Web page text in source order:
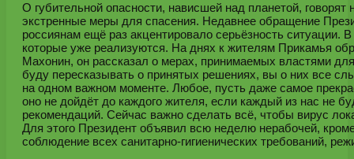
О губительной опасности, нависшей над планетой,
экстренные меры для спасения. Недавнее обращение
россиянам ещё раз акцентировало серьёзность
которые уже реализуются. На днях к жителям Прикамья
Махонин, он рассказал о мерах, принимаемых властями
буду пересказывать о принятых решениях, вы о них все
на одном важном моменте. Любое, пусть даже самое
оно не дойдёт до каждого жителя, если каждый из нас не
рекомендаций. Сейчас важно сделать всё, чтобы вирус
Для этого Президент объявил всю неделю нерабочей,
соблюдение всех санитарно-гигиенических требований,